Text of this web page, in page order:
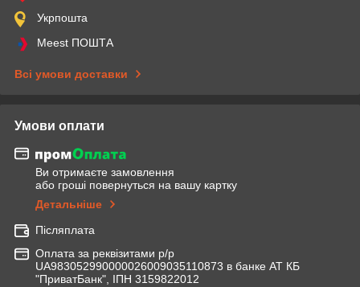
Укрпошта
Meest ПОШТА
Всі умови доставки
Умови оплати
Ви отримаєте замовлення
або гроші повернуться на вашу картку
Детальніше
Післяплата
Оплата за реквізитами р/р
UA983052990000026009035110873 в банке АТ КБ
"ПриватБанк", ІПН 3159822012